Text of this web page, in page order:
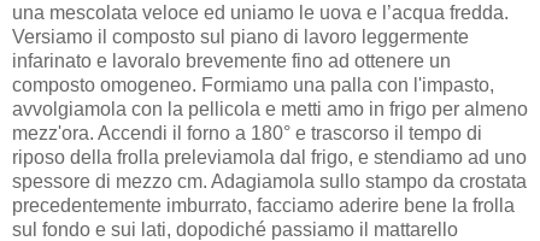
una mescolata veloce ed uniamo le uova e l’acqua fredda.
Versiamo il composto sul piano di lavoro leggermente
infarinato e lavoralo brevemente fino ad ottenere un
composto omogeneo. Formiamo una palla con l'impasto,
avvolgiamola con la pellicola e metti amo in frigo per almeno
mezz'ora. Accendi il forno a 180° e trascorso il tempo di
riposo della frolla preleviamola dal frigo, e stendiamo ad uno
spessore di mezzo cm. Adagiamola sullo stampo da crostata
precedentemente imburrato, facciamo aderire bene la frolla
sul fondo e sui lati, dopodiché passiamo il mattarello